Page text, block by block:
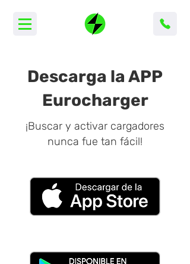
Descarga la APP
Eurocharger
¡Buscar y activar cargadores
nunca fue tan fácil!